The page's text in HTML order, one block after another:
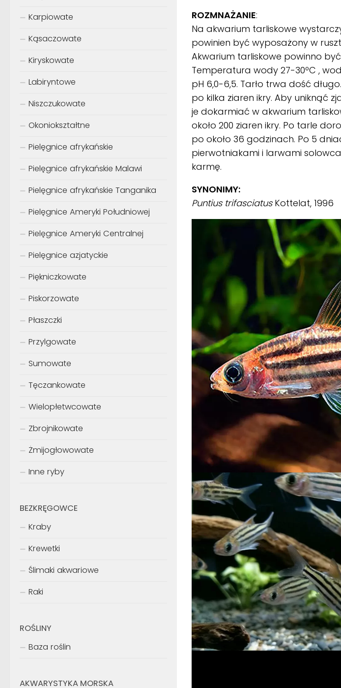
ROZMNAŻANIE:
Na akwarium tarliskowe
powinien być wyposażony w
Akwarium tarliskowe powinno
Temperatura wody 27-30ºC ,
pH 6,0-6,5. Tarło trwa dość
po kilka ziaren ikry. Aby uniknąć
je dokarmiać w akwarium
około 200 ziaren ikry. Po tarle
po około 36 godzinach. Po 5
pierwotniakami i larwami
karmę.
SYNONIMY:
Puntius trifasciatusKottelat, 1996
Karpiowate
Kąsaczowate
Kiryskowate
Labiryntowe
Niszczukowate
Okoniokształtne
Pielęgnice afrykańskie
Pielęgnice afrykańskie Malawi
Pielęgnice afrykańskie Tanganika
Pielęgnice Ameryki Południowej
Pielęgnice Ameryki Centralnej
Pielęgnice azjatyckie
Piękniczkowate
Piskorzowate
Płaszczki
Przylgowate
Sumowate
Tęczankowate
Wielopłetwcowate
Zbrojnikowate
Żmijogłowowate
Inne ryby
BEZKRĘGOWCE
Kraby
Krewetki
Ślimaki akwariowe
Raki
ROŚLINY
Baza roślin
AKWARYSTYKA MORSKA